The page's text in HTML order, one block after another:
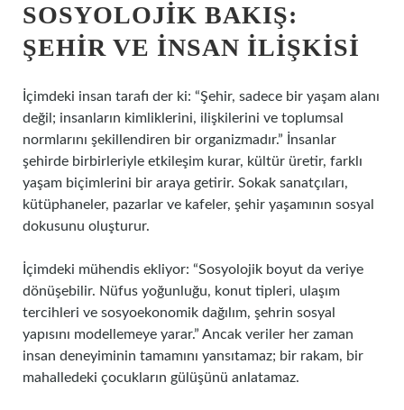
SOSYOLOJIK BAKIŞ:
ŞEHIR VE İNSAN İLIŞKISI
İçimdeki insan tarafı der ki: “Şehir, sadece bir yaşam alanı
değil; insanların kimliklerini, ilişkilerini ve toplumsal
normlarını şekillendiren bir organizmadır.” İnsanlar
şehirde birbirleriyle etkileşim kurar, kültür üretir, farklı
yaşam biçimlerini bir araya getirir. Sokak sanatçıları,
kütüphaneler, pazarlar ve kafeler, şehir yaşamının sosyal
dokusunu oluşturur.
İçimdeki mühendis ekliyor: “Sosyolojik boyut da veriye
dönüşebilir. Nüfus yoğunluğu, konut tipleri, ulaşım
tercihleri ve sosyoekonomik dağılım, şehrin sosyal
yapısını modellemeye yarar.” Ancak veriler her zaman
insan deneyiminin tamamını yansıtamaz; bir rakam, bir
mahalledeki çocukların gülüşünü anlatamaz.